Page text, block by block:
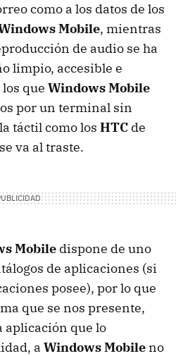
como a los datos de los
Mobile, mientras
de audio se ha
limpio, accesible e
que Windows Mobile
por un terminal sin
táctil como los HTC de
va al traste.
Mobile dispone de uno
de aplicaciones (si
posee), por lo que
que se nos presente,
aplicación que lo
a Windows Mobile no